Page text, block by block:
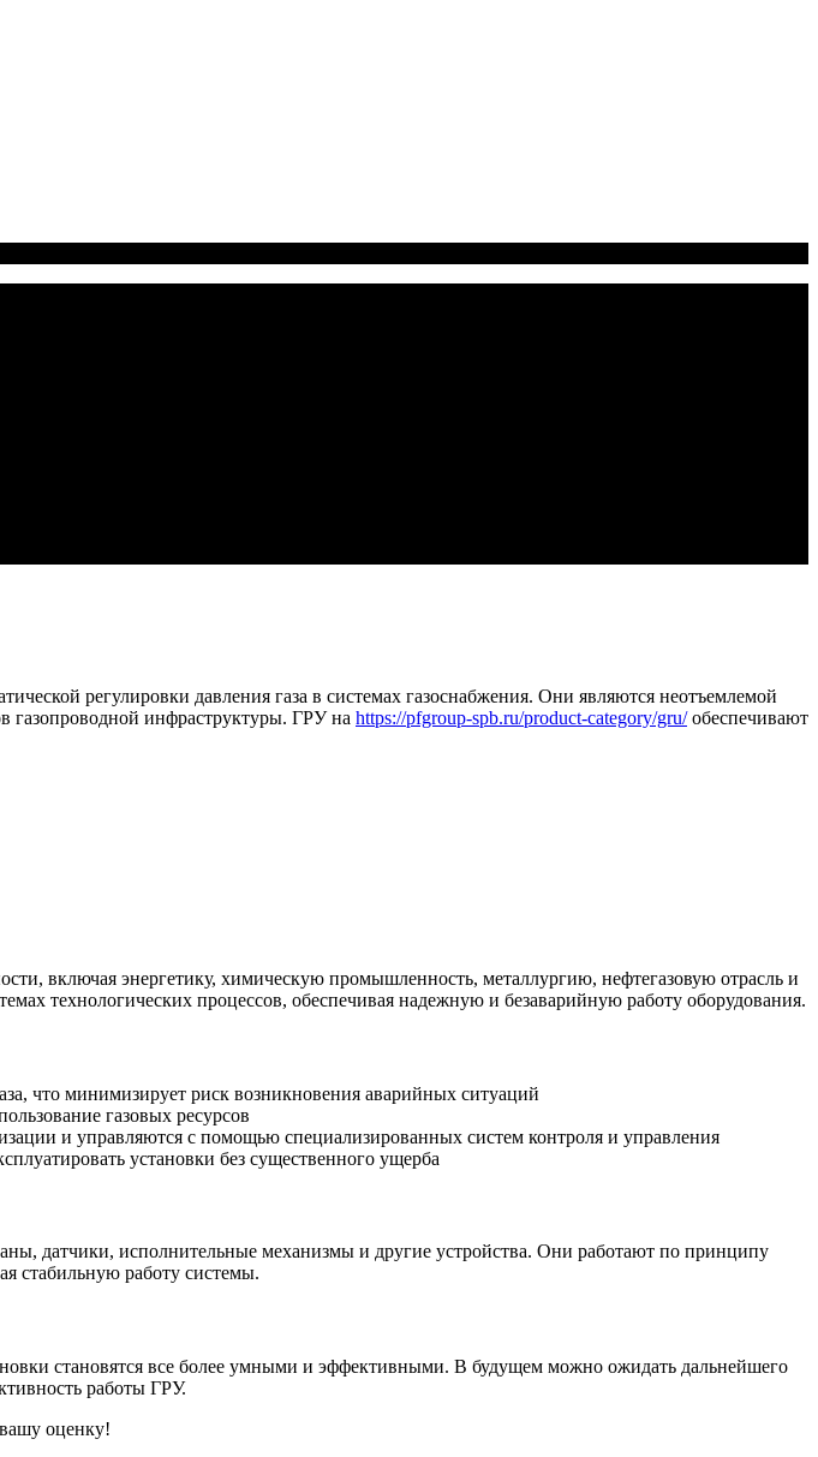
регулировки давления газа в системах газоснабжения. Они являются неотъемлемой
газопроводной инфраструктуры. ГРУ на https://pfgroup-spb.ru/product-category/gru/обеспечивают
включая энергетику, химическую промышленность, металлургию, нефтегазовую отрасль и
технологических процессов, обеспечивая надежную и безаварийную работу оборудования.
что минимизирует риск возникновения аварийных ситуаций
газовых ресурсов
и управляются с помощью специализированных систем контроля и управления
установки без существенного ущерба
датчики, исполнительные механизмы и другие устройства. Они работают по принципу
стабильную работу системы.
становятся все более умными и эффективными. В будущем можно ожидать дальнейшего
работы ГРУ.
оценку!